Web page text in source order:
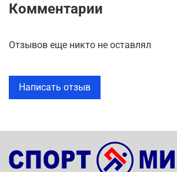
Комментарии
Отзывов еще никто не оставлял
Написать отзыв